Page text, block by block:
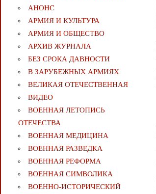
АНОНС
АРМИЯ И КУЛЬТУРА
АРМИЯ И ОБЩЕСТВО
АРХИВ ЖУРНАЛА
БЕЗ СРОКА ДАВНОСТИ
В ЗАРУБЕЖНЫХ АРМИЯХ
ВЕЛИКАЯ ОТЕЧЕСТВЕННАЯ
ВИДЕО
ВОЕННАЯ ЛЕТОПИСЬ
ОТЕЧЕСТВА
ВОЕННАЯ МЕДИЦИНА
ВОЕННАЯ РАЗВЕДКА
ВОЕННАЯ РЕФОРМА
ВОЕННАЯ СИМВОЛИКА
ВОЕННО-ИСТОРИЧЕСКИЙ